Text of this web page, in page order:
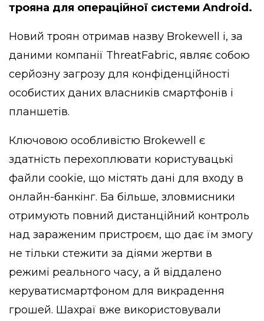
трояна для операційної системи Android.
Новий троян отримав назву Brokewell і, за
даними компанії ThreatFabric, являє собою
серйозну загрозу для конфіденційності
особистих даних власників смартфонів і
планшетів.
Ключовою особливістю Brokewell є
здатність перехоплювати користувацькі
файли cookie, що містять дані для входу в
онлайн-банкінг. Ба більше, зловмисники
отримують повний дистанційний контроль
над зараженим пристроєм, що дає їм змогу
не тільки стежити за діями жертви в
режимі реального часу, а й віддалено
керуватисмартфоном для викрадення
грошей. Шахраї вже використовували